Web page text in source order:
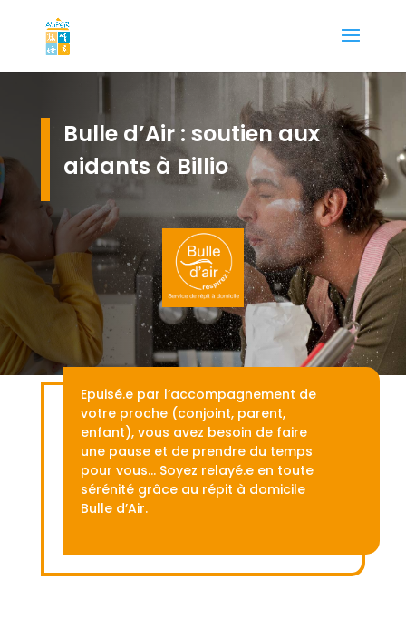
Bulle d’Air : soutien aux
aidants à Billio
Epuisé.e par l’accompagnement de
votre proche (conjoint, parent,
enfant), vous avez besoin de faire
une pause et de prendre du temps
pour vous… Soyez relayé.e en toute
sérénité grâce au répit à domicile
Bulle d’Air.